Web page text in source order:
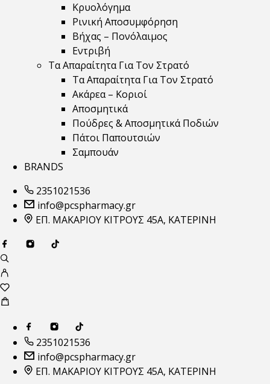
Κρυολόγημα
Ρινική Αποσυμφόρηση
Βήχας – Πονόλαιμος
Εντριβή
Τα Απαραίτητα Για Τον Στρατό
Τα Απαραίτητα Για Τον Στρατό
Ακάρεα – Κοριοί
Αποσμητικά
Πούδρες & Αποσμητικά Ποδιών
Πάτοι Παπουτσιών
Σαμπουάν
BRANDS
2351021536
info@pcspharmacy.gr
ΕΠ. ΜΑΚΑΡΙΟΥ ΚΙΤΡΟΥΣ 45Α, ΚΑΤΕΡΙΝΗ
2351021536
info@pcspharmacy.gr
ΕΠ. ΜΑΚΑΡΙΟΥ ΚΙΤΡΟΥΣ 45Α, ΚΑΤΕΡΙΝΗ